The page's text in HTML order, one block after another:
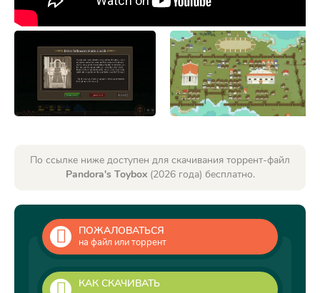
По ссылке ниже доступен для скачивания торрент-файл
Pandora's Toybox(2026 года) бесплатно.
ПОЖАЛОВАТЬСЯ
на файл или торрент
КАК СКАЧИВАТЬ